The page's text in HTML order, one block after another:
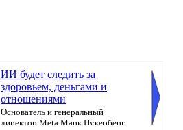
ИИ будет следить за
здоровьем, деньгами и
отношениями
Основатель и генеральный
директор Meta Марк Цукерберг